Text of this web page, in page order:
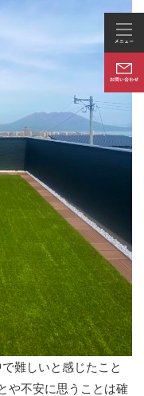
難しいと感じたこと
や不安に思うことは確